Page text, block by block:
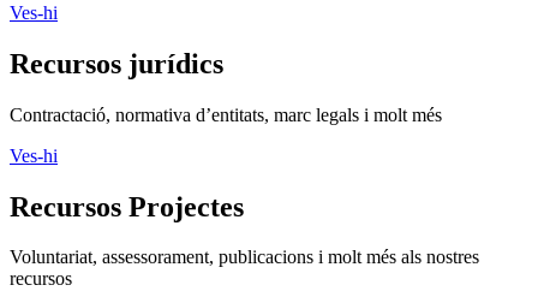
Ves-hi
Recursos jurídics
Contractació, normativa d’entitats, marc legals i molt més
Ves-hi
Recursos Projectes
Voluntariat, assessorament, publicacions i molt més als nostres
recursos